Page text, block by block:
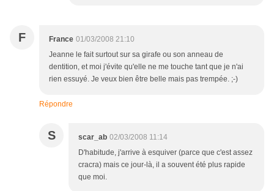
F France 01/03/2008 21:10
Jeanne le fait surtout sur sa girafe ou son anneau de
dentition, et moi j'évite qu'elle ne me touche tant que je n'ai
rien essuyé. Je veux bien être belle mais pas trempée. ;-)
Répondre
S scar_ab 02/03/2008 11:14
D'habitude, j'arrive à esquiver (parce que c'est assez
cracra) mais ce jour-là, il a souvent été plus rapide
que moi.